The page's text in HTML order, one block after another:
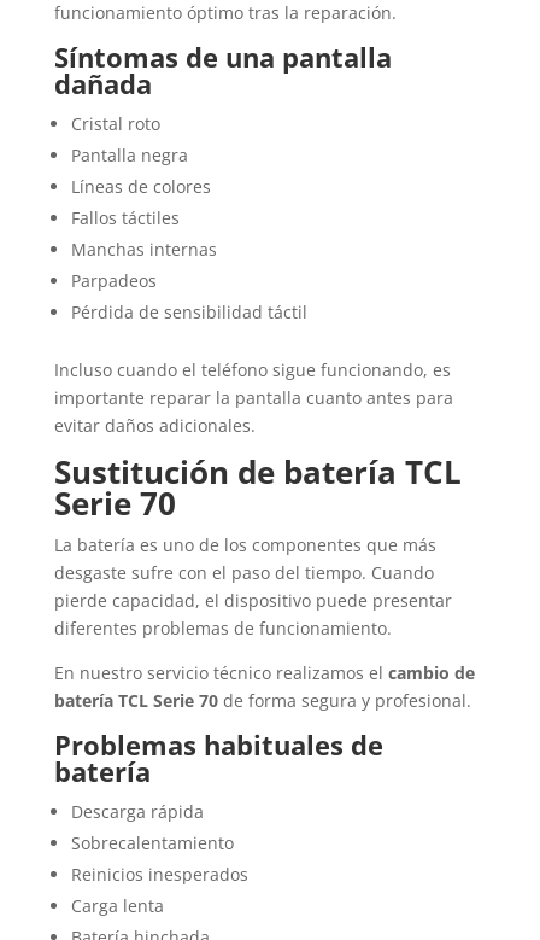
funcionamiento óptimo tras la reparación.
Síntomas de una pantalla
dañada
Cristal roto
Pantalla negra
Líneas de colores
Fallos táctiles
Manchas internas
Parpadeos
Pérdida de sensibilidad táctil
Incluso cuando el teléfono sigue funcionando, es
importante reparar la pantalla cuanto antes para
evitar daños adicionales.
Sustitución de batería TCL
Serie 70
La batería es uno de los componentes que más
desgaste sufre con el paso del tiempo. Cuando
pierde capacidad, el dispositivo puede presentar
diferentes problemas de funcionamiento.
En nuestro servicio técnico realizamos el cambio de
batería TCL Serie 70de forma segura y profesional.
Problemas habituales de
batería
Descarga rápida
Sobrecalentamiento
Reinicios inesperados
Carga lenta